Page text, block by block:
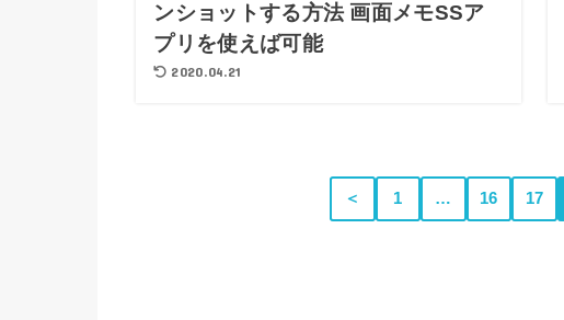
ンショットする方法 画面メモSSア
プリを使えば可能
2020.04.21
＜ 1 … 16 17